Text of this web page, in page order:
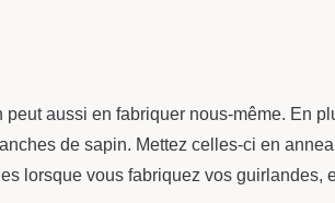
aussi en fabriquer nous-même. En
de sapin. Mettez celles-ci en
lorsque vous fabriquez vos guirlandes,